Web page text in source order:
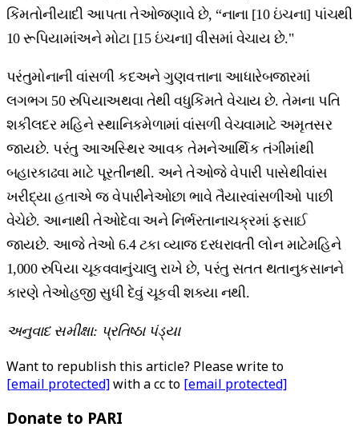
કિંમતોનીયાદી આપતા તેઓજણાવે છે, “નાના [10 ઇંચના] પાંચથી
10 રૂપિયામાંઅને મોટા [15 ઇંચના] વીસમાં વેચાય છે."
પરંતુમોનાની વાંસળી કદઅને ગુણવત્તાના આધારેબજારમાં
લગભગ 50 રુપિયાઅથવા તેથી વધુકિંમતે વેચાય છે. તેમના પતિ
શકીલદર મહિને સ્થાનિકમેળામાં વાંસળી વેચવામાટે અમૃતસર
જાયછે. પરંતુ આઅસ્થિર આવક તેમનેઆર્થિક તંગીમાંથી
બહારકાઢવા માટે પૂરતીનથી. અને તેઓજે વેપારી પાસેથીવાંસ
ખરીદ્યા હતાએ જ વેપારીનેઓછા ભાવે તૈયારવાંસળીઓ પાછી
વેચેછે. આનાથી તેઓદેવા અને નિર્ભરતાનાચક્રમાં ફસાઈ
જાયછે. આજે તેઓ 6.4 ટકા વ્યાજ દરધરાવતી લોન માટેમહિને
1,000 રુપિયા ચૂકવવાનુંચાલુ રાખે છે, પરંતુ સતત થતાનુકસાનને
કારણે તેઓહજી સુધી દેવું ચૂકવી શક્યા નથી.
અનુવાદ સમીક્ષા: પ્રતિષ્ઠા પંડ્યા
Want to republish this article? Please write to
[email protected]with a cc to [email protected]
Donate to PARI